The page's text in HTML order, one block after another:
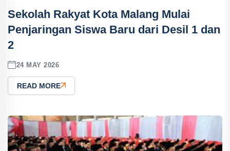
Sekolah Rakyat Kota Malang Mulai
Penjaringan Siswa Baru dari Desil 1 dan
2
24 MAY 2026
READ MORE